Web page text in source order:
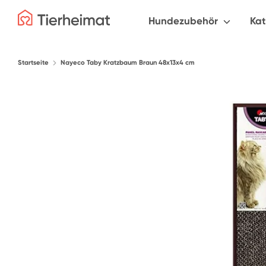
Hundezubehör
Durchsuche
Startseite Nayeco Taby Kratzbaum Braun 48x13x4 cm